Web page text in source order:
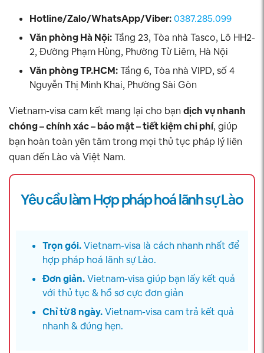
Hotline/Zalo/WhatsApp/Viber:0387.285.099
Văn phòng Hà Nội:Tầng 23, Tòa nhà Tasco, Lô HH2-
2, Đường Phạm Hùng, Phường Từ Liêm, Hà Nội
Văn phòng TP.HCM:Tầng 6, Tòa nhà VIPD, số 4
Nguyễn Thị Minh Khai, Phường Sài Gòn
Vietnam-visa cam kết mang lại cho bạndịch vụ nhanh
chóng – chính xác – bảo mật – tiết kiệm chi phí, giúp
bạn hoàn toàn yên tâm trong mọi thủ tục pháp lý liên
quan đến Lào và Việt Nam.
Yêu cầu làm Hợp pháp hoá lãnh sự Lào
Trọn gói.Vietnam-visa là cách nhanh nhất để
hợp pháp hoá lãnh sự Lào.
Đơn giản.Vietnam-visa giúp bạn lấy kết quả
với thủ tục & hồ sơ cực đơn giản
Chỉ từ 8 ngày.Vietnam-visa cam trả kết quả
nhanh & đúng hẹn.